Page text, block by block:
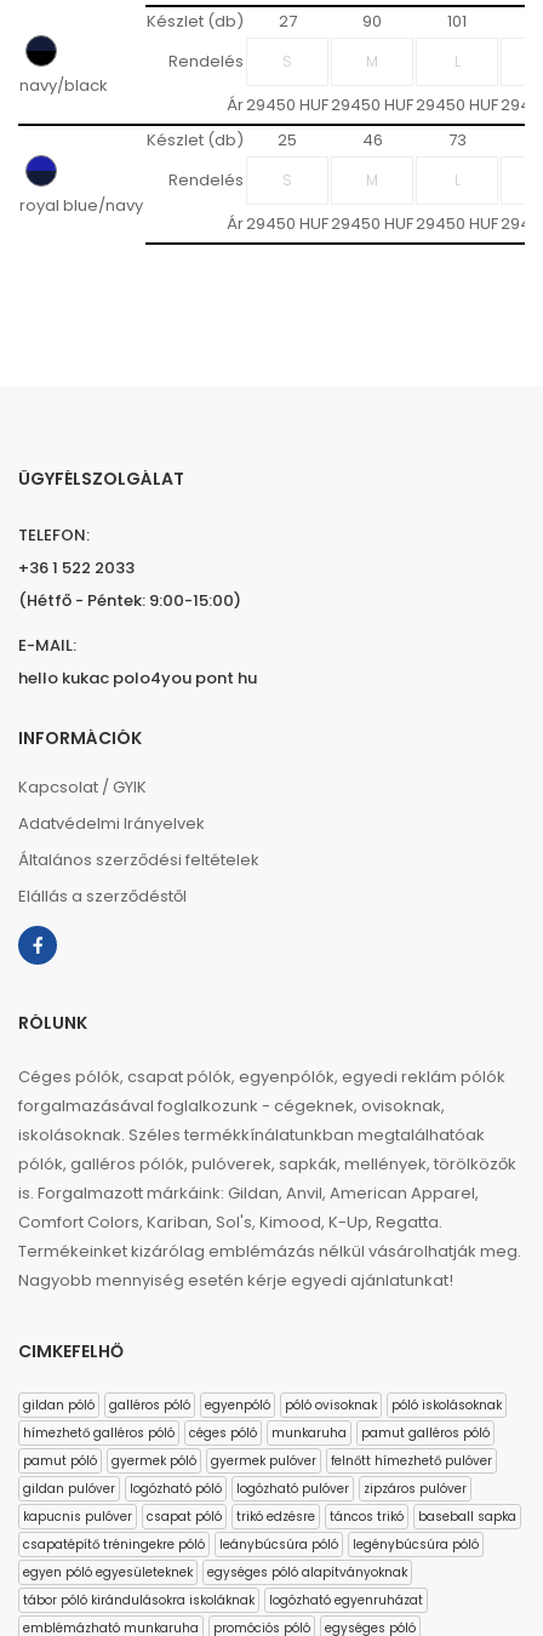
navy/black
Készlet (db) 27 90 101
Rendelés
Ár29450 HUF29450 HUF29450 HUF
royal blue/navy
Készlet (db) 25 46 73
Rendelés
Ár29450 HUF29450 HUF29450 HUF
ÜGYFÉLSZOLGÁLAT
TELEFON:
+36 1 522 2033
(Hétfő - Péntek: 9:00-15:00)
E-MAIL:
hello kukac polo4you pont hu
INFORMÁCIÓK
Kapcsolat / GYIK
Adatvédelmi Irányelvek
Általános szerződési feltételek
Elállás a szerződéstől
RÓLUNK
Céges pólók, csapat pólók, egyenpólók, egyedi reklám pólók
forgalmazásával foglalkozunk - cégeknek, ovisoknak,
iskolásoknak. Széles termékkínálatunkban megtalálhatóak
pólók, galléros pólók, pulóverek, sapkák, mellények, törölközők
is. Forgalmazott márkáink: Gildan, Anvil, American Apparel,
Comfort Colors, Kariban, Sol's, Kimood, K-Up, Regatta.
Termékeinket kizárólag emblémázás nélkül vásárolhatják meg.
Nagyobb mennyiség esetén kérje egyedi ajánlatunkat!
CIMKEFELHŐ
gildan póló galléros póló egyenpóló póló ovisoknak
póló iskolásoknak
hímezhető galléros póló
céges póló munkaruha
pamut galléros póló
pamut póló
gyermek póló gyermek pulóver
felnőtt hímezhető pulóver
gildan pulóver
logózható póló logózható pulóver
zipzáros pulóver
kapucnis pulóver
csapat póló trikó edzésre táncos trikó
baseball sapka
csapatépítő tréningekre póló
leánybúcsúra póló
legénybúcsúra póló
egyen póló egyesületeknek
egységes póló alapítványoknak
tábor póló kirándulásokra iskoláknak
logózható egyenruházat
emblémázható munkaruha
promóciós póló egységes póló